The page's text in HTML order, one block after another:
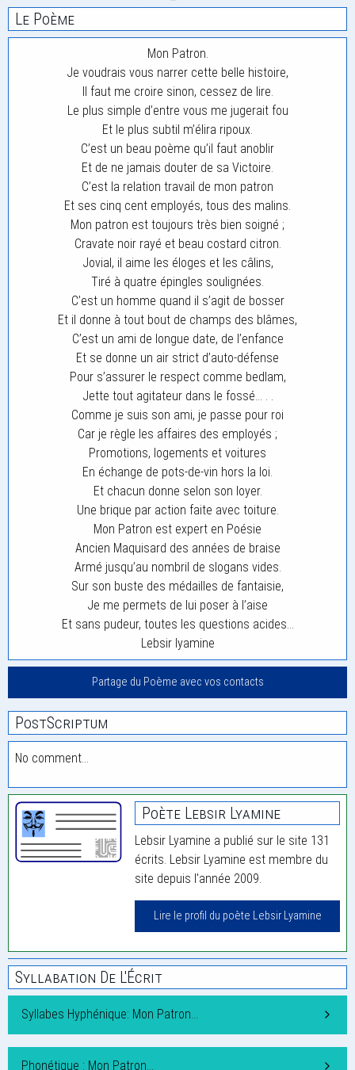
Le Poème
Mon Patron.
Je voudrais vous narrer cette belle histoire,
Il faut me croire sinon, cessez de lire.
Le plus simple d’entre vous me jugerait fou
Et le plus subtil m’élira ripoux.
C’est un beau poème qu’il faut anoblir
Et de ne jamais douter de sa Victoire.
C’est la relation travail de mon patron
Et ses cinq cent employés, tous des malins.
Mon patron est toujours très bien soigné ;
Cravate noir rayé et beau costard citron.
Jovial, il aime les éloges et les câlins,
Tiré à quatre épingles soulignées.
C’est un homme quand il s’agit de bosser
Et il donne à tout bout de champs des blâmes,
C’est un ami de longue date, de l’enfance
Et se donne un air strict d’auto-défense
Pour s’assurer le respect comme bedlam,
Jette tout agitateur dans le fossé… . .
Comme je suis son ami, je passe pour roi
Car je règle les affaires des employés ;
Promotions, logements et voitures
En échange de pots-de-vin hors la loi.
Et chacun donne selon son loyer.
Une brique par action faite avec toiture.
Mon Patron est expert en Poésie
Ancien Maquisard des années de braise
Armé jusqu’au nombril de slogans vides.
Sur son buste des médailles de fantaisie,
Je me permets de lui poser à l’aise
Et sans pudeur, toutes les questions acides…
Lebsir lyamine
Partage du Poème avec vos contacts
PostScriptum
No comment…
Poète Lebsir Lyamine
Lebsir Lyamine a publié sur le site 131
écrits. Lebsir Lyamine est membre du
site depuis l'année 2009.
Lire le profil du poète Lebsir Lyamine
Syllabation De L'Écrit
Syllabes Hyphénique: Mon Patron…
Phonétique : Mon Patron…